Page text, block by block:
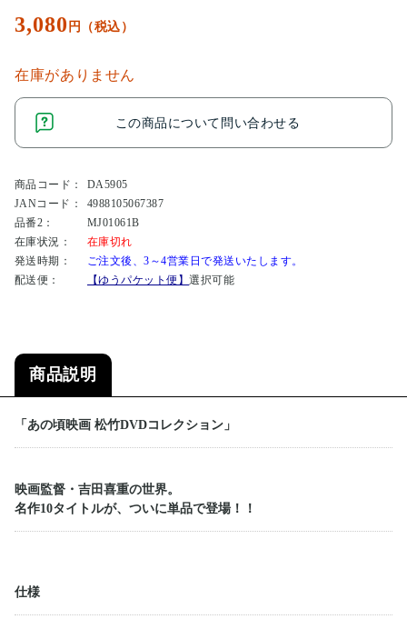
3,080 円（税込）
在庫がありません
この商品について問い合わせる
商品コード：
DA5905
JANコード：
4988105067387
品番2：
MJ01061B
在庫状況：
在庫切れ
発送時期：
ご注文後、3～4営業日で発送いたします。
配送便：
【ゆうパケット便】選択可能
商品説明
「あの頃映画 松竹DVDコレクション」
映画監督・吉田喜重の世界。
名作10タイトルが、ついに単品で登場！！
仕様